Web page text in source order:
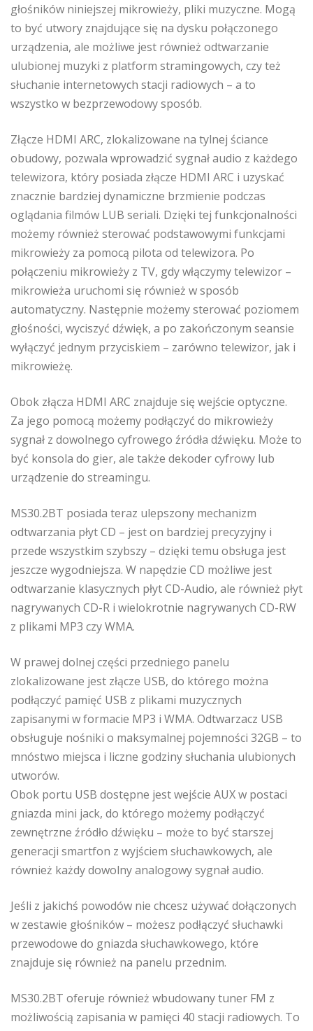
głośników niniejszej mikrowieży, pliki muzyczne. Mogą
to być utwory znajdujące się na dysku połączonego
urządzenia, ale możliwe jest również odtwarzanie
ulubionej muzyki z platform stramingowych, czy też
słuchanie internetowych stacji radiowych – a to
wszystko w bezprzewodowy sposób.
Złącze HDMI ARC, zlokalizowane na tylnej ściance
obudowy, pozwala wprowadzić sygnał audio z każdego
telewizora, który posiada złącze HDMI ARC i uzyskać
znacznie bardziej dynamiczne brzmienie podczas
oglądania filmów LUB seriali. Dzięki tej funkcjonalności
możemy również sterować podstawowymi funkcjami
mikrowieży za pomocą pilota od telewizora. Po
połączeniu mikrowieży z TV, gdy włączymy telewizor –
mikrowieża uruchomi się również w sposób
automatyczny. Następnie możemy sterować poziomem
głośności, wyciszyć dźwięk, a po zakończonym seansie
wyłączyć jednym przyciskiem – zarówno telewizor, jak i
mikrowieżę.
Obok złącza HDMI ARC znajduje się wejście optyczne.
Za jego pomocą możemy podłączyć do mikrowieży
sygnał z dowolnego cyfrowego źródła dźwięku. Może to
być konsola do gier, ale także dekoder cyfrowy lub
urządzenie do streamingu.
MS30.2BT posiada teraz ulepszony mechanizm
odtwarzania płyt CD – jest on bardziej precyzyjny i
przede wszystkim szybszy – dzięki temu obsługa jest
jeszcze wygodniejsza. W napędzie CD możliwe jest
odtwarzanie klasycznych płyt CD-Audio, ale również płyt
nagrywanych CD-R i wielokrotnie nagrywanych CD-RW
z plikami MP3 czy WMA.
W prawej dolnej części przedniego panelu
zlokalizowane jest złącze USB, do którego można
podłączyć pamięć USB z plikami muzycznych
zapisanymi w formacie MP3 i WMA. Odtwarzacz USB
obsługuje nośniki o maksymalnej pojemności 32GB – to
mnóstwo miejsca i liczne godziny słuchania ulubionych
utworów.
Obok portu USB dostępne jest wejście AUX w postaci
gniazda mini jack, do którego możemy podłączyć
zewnętrzne źródło dźwięku – może to być starszej
generacji smartfon z wyjściem słuchawkowych, ale
również każdy dowolny analogowy sygnał audio.
Jeśli z jakichś powodów nie chcesz używać dołączonych
w zestawie głośników – możesz podłączyć słuchawki
przewodowe do gniazda słuchawkowego, które
znajduje się również na panelu przednim.
MS30.2BT oferuje również wbudowany tuner FM z
możliwością zapisania w pamięci 40 stacji radiowych. To